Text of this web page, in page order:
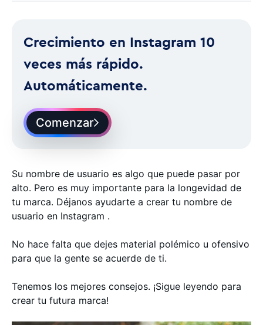
Crecimiento en Instagram 10
veces más rápido.
Automáticamente.
Comenzar
Su nombre de usuario es algo que puede pasar por
alto. Pero es muy importante para la longevidad de
tu marca. Déjanos ayudarte a crear tu nombre de
usuario en Instagram .
No hace falta que dejes material polémico u ofensivo
para que la gente se acuerde de ti.
Tenemos los mejores consejos. ¡Sigue leyendo para
crear tu futura marca!